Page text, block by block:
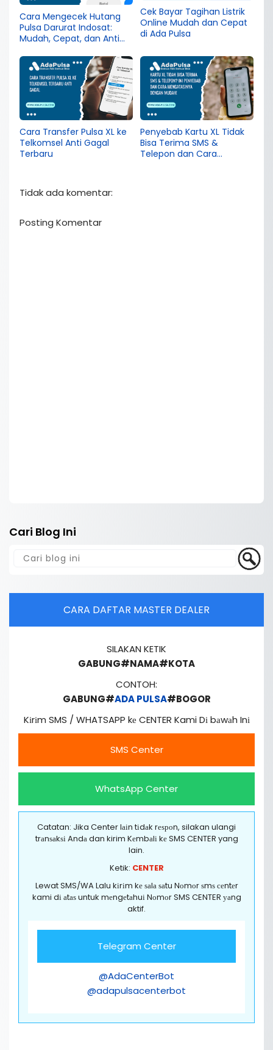
Cara Mengecek Hutang
Pulsa Darurat Indosat:
Mudah, Cepat, dan Anti
Cek Bayar Tagihan Listrik
Online Mudah dan Cepat
di Ada Pulsa
Cara Transfer Pulsa XL ke
Telkomsel Anti Gagal
Terbaru
Penyebab Kartu XL Tidak
Bisa Terima SMS &
Telepon dan Cara
Tidak ada komentar:
Posting Komentar
Cari Blog Ini
CARA DAFTAR MASTER DEALER
SILAKAN KETIK
GABUNG#NAMA#KOTA
CONTOH:
GABUNG#ADA PULSA#BOGOR
Kіrіm SMS / WHATSAPP kе CENTER Kami Dі bаwаh Inі
SMS Center
WhatsApp Center
Catatan: Jika Center lаіn tіdаk rеѕроn, silakan ulangi
trаnѕаkѕі Andа dan kirim Kеmbаlі kе SMS CENTER yang
lain.
Ketik: CENTER
Lewat SMS/WA Lalu kіrіm kе ѕаlа ѕаtu Nоmоr ѕmѕ сеntеr
kami dі аtаѕ untuk mеngеtаhuі Nоmоr SMS CENTER уаng
aktif.
Telegram Center
@AdaCenterBot
@adapulsacenterbot